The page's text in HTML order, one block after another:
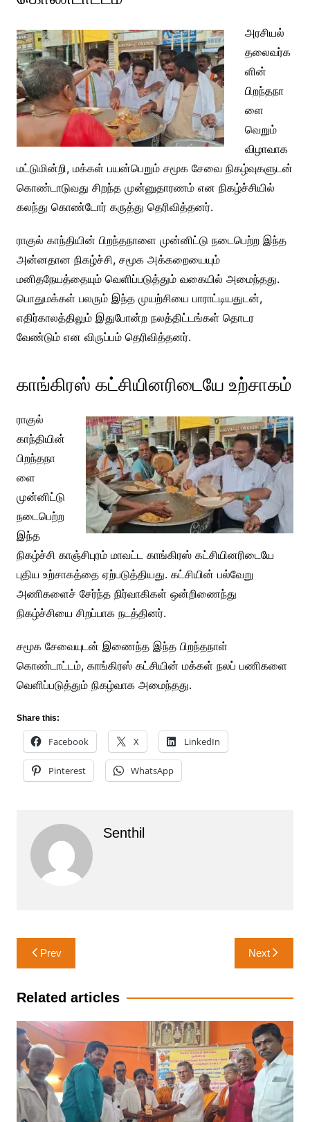
அரசியல்
தலைவர்க
ளின்
பிறந்தநா
ளை
வெறும்
விழாவாக
மட்டுமின்றி, மக்கள் பயன்பெறும் சமூக சேவை நிகழ்வுகளுடன்
கொண்டாடுவது சிறந்த முன்னுதாரணம் என நிகழ்ச்சியில்
கலந்து கொண்டோர் கருத்து தெரிவித்தனர்.
ராகுல் காந்தியின் பிறந்தநாளை முன்னிட்டு நடைபெற்ற இந்த
அன்னதான நிகழ்ச்சி, சமூக அக்கறையையும்
மனிதநேயத்தையும் வெளிப்படுத்தும் வகையில் அமைந்தது.
பொதுமக்கள் பலரும் இந்த முயற்சியை பாராட்டியதுடன்,
எதிர்காலத்திலும் இதுபோன்ற நலத்திட்டங்கள் தொடர
வேண்டும் என விருப்பம் தெரிவித்தனர்.
காங்கிரஸ் கட்சியினரிடையே உற்சாகம்
ராகுல்
காந்தியின்
பிறந்தநா
ளை
முன்னிட்டு
நடைபெற்ற
இந்த
நிகழ்ச்சி காஞ்சிபுரம் மாவட்ட காங்கிரஸ் கட்சியினரிடையே
புதிய உற்சாகத்தை ஏற்படுத்தியது. கட்சியின் பல்வேறு
அணிகளைச் சேர்ந்த நிர்வாகிகள் ஒன்றிணைந்து
நிகழ்ச்சியை சிறப்பாக நடத்தினர்.
சமூக சேவையுடன் இணைந்த இந்த பிறந்தநாள்
கொண்டாட்டம், காங்கிரஸ் கட்சியின் மக்கள் நலப் பணிகளை
வெளிப்படுத்தும் நிகழ்வாக அமைந்தது.
Share this:
Facebook X LinkedIn
Pinterest WhatsApp
Senthil
Post
navigation
Prev Next
Related articles